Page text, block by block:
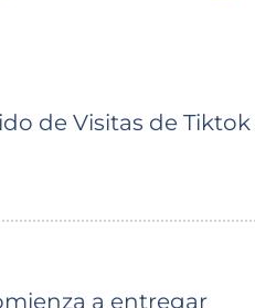
de Visitas de Tiktok
a entregar